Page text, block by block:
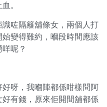
。
咗隔籬舖條女，兩個人打
變得難約，嗰段時間應該
呢？
呀，我嗰陣都係咁樣問阿
有錢，原來佢開間舖都係